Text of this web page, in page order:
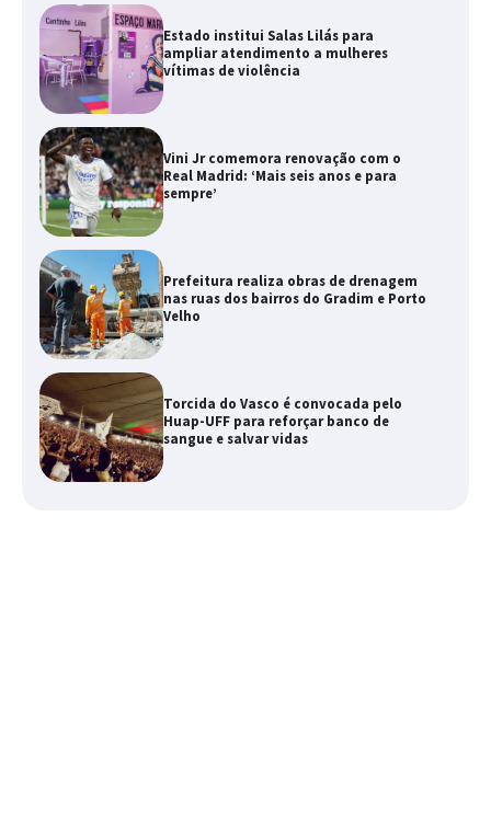
Estado institui Salas Lilás para
ampliar atendimento a mulheres
vítimas de violência
Vini Jr comemora renovação com o
Real Madrid: ‘Mais seis anos e para
sempre’
Prefeitura realiza obras de drenagem
nas ruas dos bairros do Gradim e Porto
Velho
Torcida do Vasco é convocada pelo
Huap-UFF para reforçar banco de
sangue e salvar vidas